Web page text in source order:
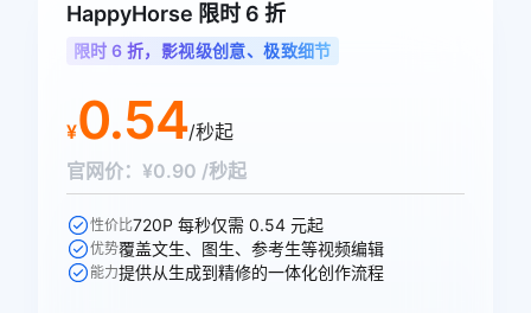
HappyHorse 限时 6 折
限时 6 折，影视级创意、极致细节
¥0.54/秒起
官网价：¥0.90 /秒起
性价比720P 每秒仅需 0.54 元起
优势覆盖文生、图生、参考生等视频编辑
能力提供从生成到精修的一体化创作流程